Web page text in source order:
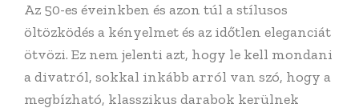
Az 50-es éveinkben és azon túl a stílusos
öltözködés a kényelmet és az időtlen eleganciát
ötvözi. Ez nem jelenti azt, hogy le kell mondani
a divatról, sokkal inkább arról van szó, hogy a
megbízható, klasszikus darabok kerülnek